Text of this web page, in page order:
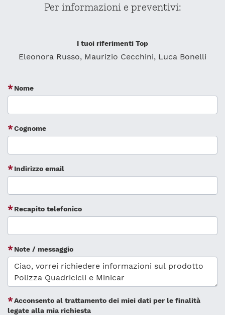
Per informazioni e preventivi:
I tuoi riferimenti Top
Eleonora Russo, Maurizio Cecchini, Luca Bonelli
Nome
Cognome
Indirizzo email
Recapito telefonico
Note / messaggio
Acconsento al trattamento dei miei dati per le finalità
legate alla mia richiesta